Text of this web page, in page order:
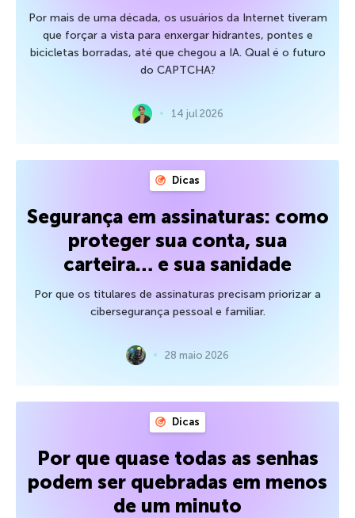
Por mais de uma década, os usuários da Internet tiveram
que forçar a vista para enxergar hidrantes, pontes e
bicicletas borradas, até que chegou a IA. Qual é o futuro
do CAPTCHA?
14 jul 2026
Dicas
Segurança em assinaturas: como
proteger sua conta, sua
carteira… e sua sanidade
Por que os titulares de assinaturas precisam priorizar a
cibersegurança pessoal e familiar.
28 maio 2026
Dicas
Por que quase todas as senhas
podem ser quebradas em menos
de um minuto